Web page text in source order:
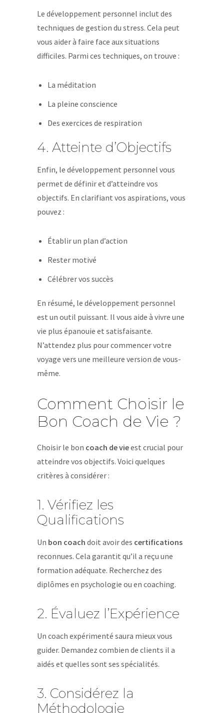
Le développement personnel inclut des
techniques de gestion du stress. Cela peut
vous aider à faire face aux situations
difficiles. Parmi ces techniques, on trouve :
La méditation
La pleine conscience
Des exercices de respiration
4. Atteinte d’Objectifs
Enfin, le développement personnel vous
permet de définir et d’atteindre vos
objectifs. En clarifiant vos aspirations, vous
pouvez :
Établir un plan d’action
Rester motivé
Célébrer vos succès
En résumé, le développement personnel
est un outil puissant. Il vous aide à vivre une
vie plus épanouie et satisfaisante.
N’attendez plus pour commencer votre
voyage vers une meilleure version de vous-
même.
Comment Choisir le
Bon Coach de Vie ?
Choisir le bon coach de vieest crucial pour
atteindre vos objectifs. Voici quelques
critères à considérer :
1. Vérifiez les
Qualifications
Un bon coach doit avoir des certifications
reconnues. Cela garantit qu’il a reçu une
formation adéquate. Recherchez des
diplômes en psychologie ou en coaching.
2. Évaluez l’Expérience
Un coach expérimenté saura mieux vous
guider. Demandez combien de clients il a
aidés et quelles sont ses spécialités.
3. Considérez la
Méthodologie